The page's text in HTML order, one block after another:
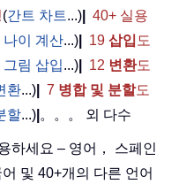
(간트 차트...)
40+ 실용
이 계산...) 19 삽입 도
림 삽입...) 12 변환도
환...) 7 병합 및 분할도
할...) 。。。 외 다수
하세요 – 영어， 스페인
및 40+개의 다른 언어